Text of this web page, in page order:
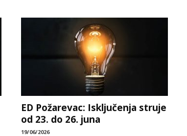
ED Požarevac: Isključenja struje
od 23. do 26. juna
19/06/2026